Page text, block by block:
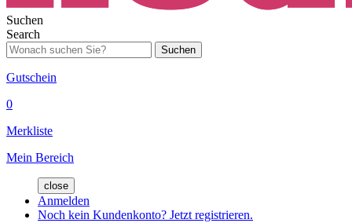
Suchen
Search
Suchen
Gutschein
0
Merkliste
Mein Bereich
close
Anmelden
Noch kein Kundenkonto? Jetzt registrieren.